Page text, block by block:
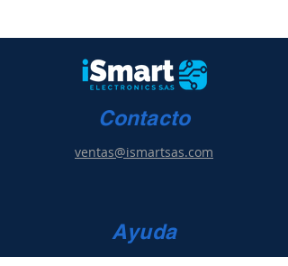
Contacto
ventas@ismartsas.com
Ayuda